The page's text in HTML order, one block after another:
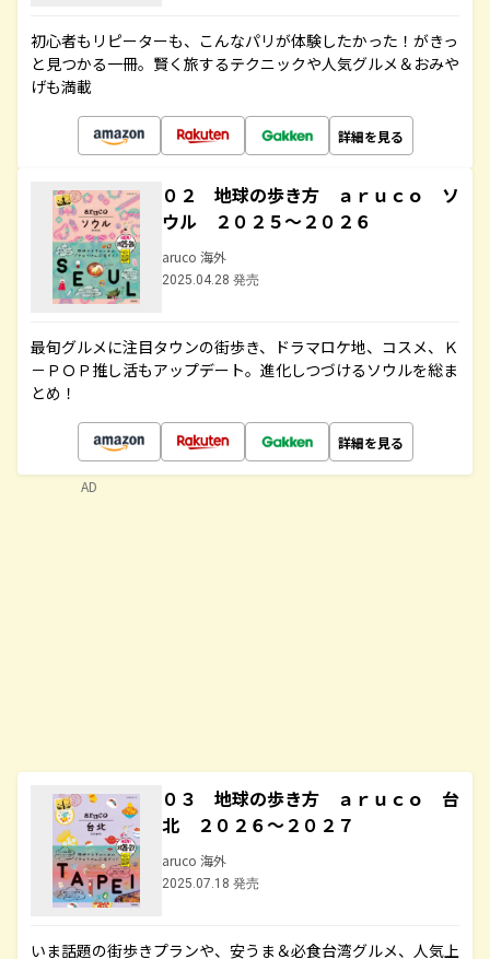
初心者もリピーターも、こんなパリが体験したかった！がきっ
と見つかる一冊。賢く旅するテクニックや人気グルメ＆おみや
げも満載
詳細を見る
０２ 地球の歩き方 ａｒｕｃｏ ソ
ウル ２０２５～２０２６
aruco 海外
2025.04.28 発売
最旬グルメに注目タウンの街歩き、ドラマロケ地、コスメ、Ｋ
－ＰＯＰ推し活もアップデート。進化しつづけるソウルを総ま
とめ！
詳細を見る
０３ 地球の歩き方 ａｒｕｃｏ 台
北 ２０２６～２０２７
aruco 海外
2025.07.18 発売
いま話題の街歩きプランや、安うま＆必食台湾グルメ、人気上
AD